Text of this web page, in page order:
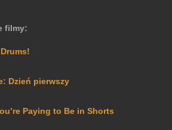
filmy:
Dzień pierwszy
Paying to Be in Shorts